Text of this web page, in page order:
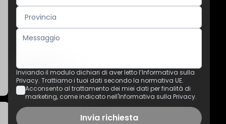
Inviando il modulo dichiari di aver letto l’Informativa sulla
Privacy. Trattiamo i tuoi dati secondo la normativa UE.
Acconsento al trattamento dei miei dati per finalità di
marketing, come indicato nell'Informativa sulla Privacy.
Invia richiesta